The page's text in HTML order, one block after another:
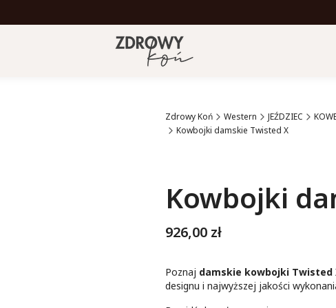
Zdrowy Koń Western JEŹDZIEC
Kowbojki damskie Twisted X
Kowbojki
Cena
926,00 zł
Poznaj damskie kowbojki Twisted
designu i najwyższej jakości